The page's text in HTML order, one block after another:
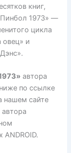
книг,
1973» —
цикла
овец» и
автора
по ссылке
нашем сайте
ANDROID.